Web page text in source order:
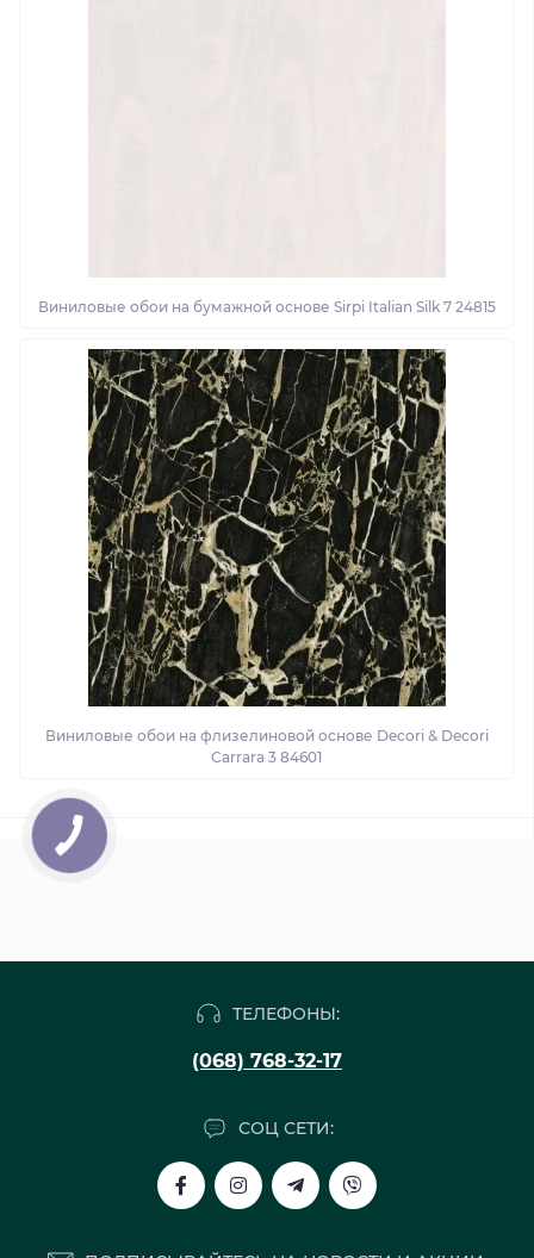
Виниловые обои на бумажной основе Sirpi Italian Silk 7 24815
Виниловые обои на флизелиновой основе Decori & Decori
Carrara 3 84601
ТЕЛЕФОНЫ:
(068) 768-32-17
СОЦ СЕТИ: